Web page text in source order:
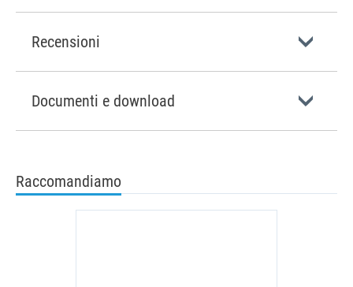
Recensioni
Documenti e download
Raccomandiamo